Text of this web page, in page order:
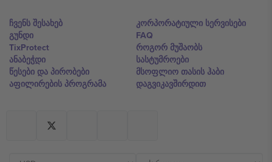
ჩვენს შესახებ
გუნდი
TixProtect
ანაბეჭდი
წესები და პირობები
აფილირების პროგრამა
კორპორატიული სერვისები
FAQ
როგორ მუშაობს
სასტუმროები
მსოფლიო თასის ჰაბი
დაგვიკავშირდით